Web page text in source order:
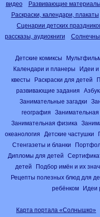
видео
Развивающие материалы
Раскраски, календари, плакаты
Сценарии детских
рассказы, аудиокниги
Детские комиксы
Календари и планеры
Идеи и
квесты
Раскраски для детей
развивающие задания
Занимательные загадки
география
Занимательная
Занимательная физика
океанология
Детские частушки
Стенгазеты и бланки
Дипломы для детей
детей
Подбор имён и их
Рецепты полезных блюд для
ребёнком
Идеи
Карта портала «Солнышко»